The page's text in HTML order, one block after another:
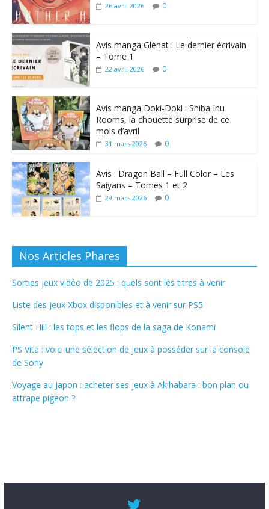
26 avril 2026 0
Avis manga Glénat : Le dernier écrivain
– Tome 1
22 avril 2026 0
Avis manga Doki-Doki : Shiba Inu
Rooms, la chouette surprise de ce
mois d’avril
31 mars 2026 0
Avis : Dragon Ball – Full Color – Les
Saiyans – Tomes 1 et 2
29 mars 2026 0
Nos Articles Phares
Sorties jeux vidéo de 2025 : quels sont les titres à venir
Liste des jeux Xbox disponibles et à venir sur PS5
Silent Hill : les tops et les flops de la saga de Konami
PS Vita : voici une sélection de jeux à posséder sur la console
de Sony
Voyage au Japon : acheter ses jeux à Akihabara : bon plan ou
attrape pigeon ?